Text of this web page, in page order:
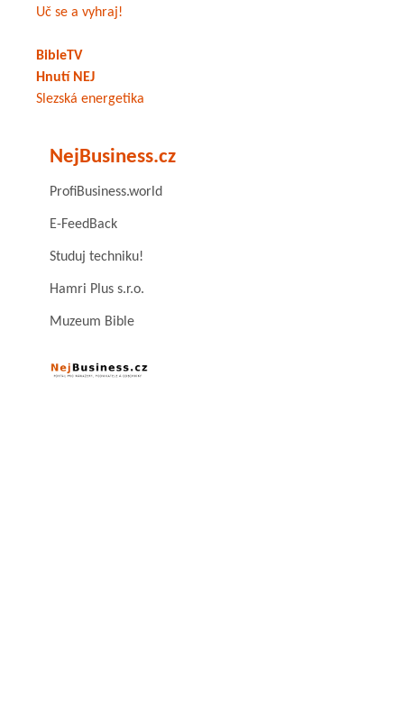
Uč se a vyhraj!
BibleTV
Hnutí NEJ
Slezská energetika
NejBusiness.cz
ProfiBusiness.world
E-FeedBack
Studuj techniku!
Hamri Plus s.r.o.
Muzeum Bible